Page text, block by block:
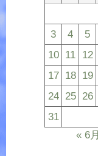
3
4 5
10 11 12
17 18 19
24 25 26
31
« 6月